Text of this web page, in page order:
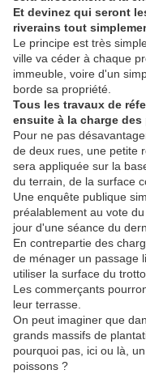
Et devinez qui seront
riverains tout
Le principe est très
ville va céder à chaque
immeuble, voire d'un
borde sa propriété.
Tous les travaux de
ensuite à la charge des
Pour ne pas
de deux rues, une petite
sera appliquée sur la
du terrain, de la surface
Une enquête publique
préalablement au vote
jour d'une séance du
En contrepartie des
de ménager un passage
utiliser la surface du
Les commerçants
leur terrasse.
On peut imaginer que
grands massifs de
pourquoi pas, ici ou là,
poissons ?